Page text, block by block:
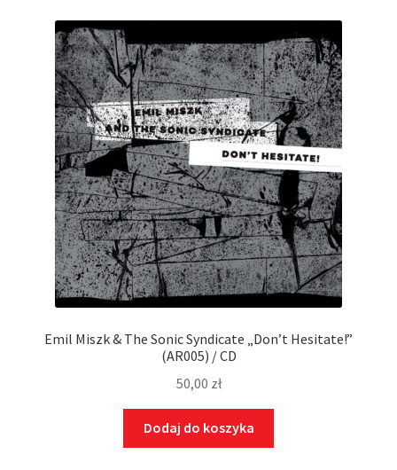
Emil Miszk & The Sonic Syndicate „Don’t Hesitate!”
(AR005) / CD
50,00 zł
Dodaj do koszyka